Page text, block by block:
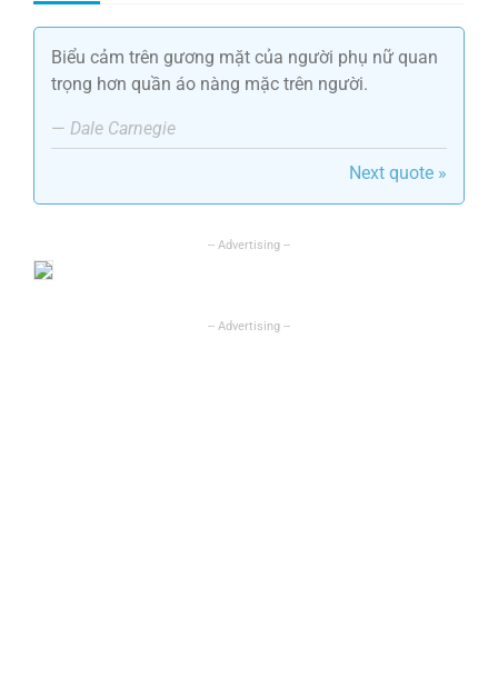
Biểu cảm trên gương mặt của người phụ nữ quan
trọng hơn quần áo nàng mặc trên người.
— Dale Carnegie
Next quote »